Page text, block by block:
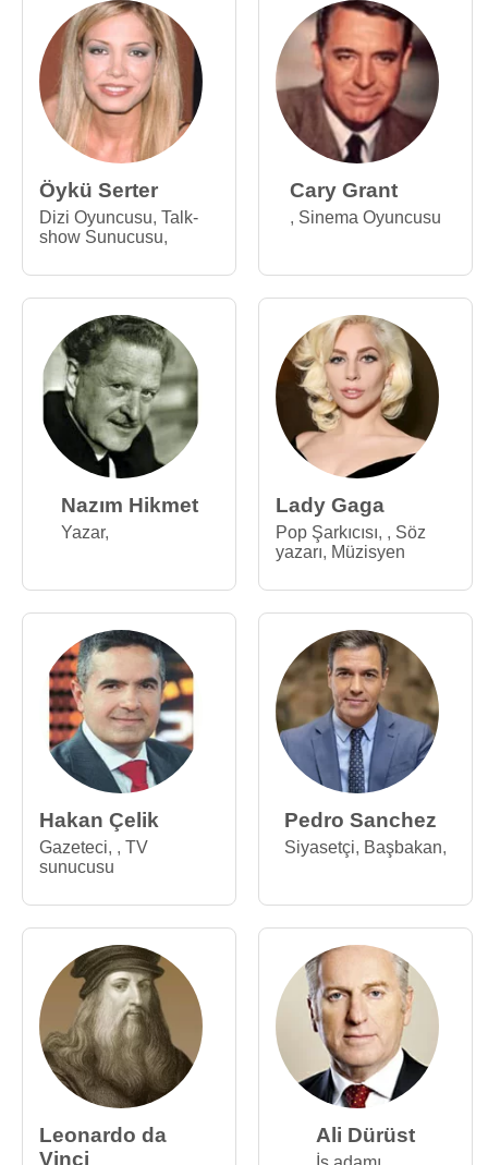
Öykü Serter
Dizi Oyuncusu, Talk-
show Sunucusu,
Cary Grant
, Sinema Oyuncusu
Nazım Hikmet
Yazar,
Lady Gaga
Pop Şarkıcısı, , Söz
yazarı, Müzisyen
Hakan Çelik
Gazeteci, , TV
sunucusu
Pedro Sanchez
Siyasetçi, Başbakan,
Leonardo da
Vinci
Ali Dürüst